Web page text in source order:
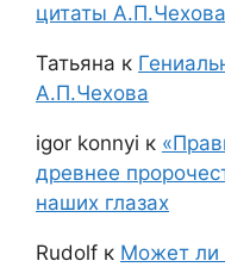
цитаты А.П.Чехова
Татьяна к
А.П.Чехова
igor konnyi к
древнее
наших глазах
Rudolf к Может ли